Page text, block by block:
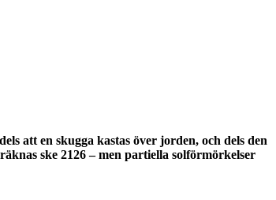
att en skugga kastas över jorden, och dels den
ske 2126 – men partiella solförmörkelser